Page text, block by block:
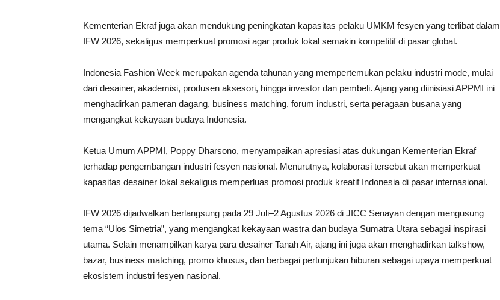
Kementerian Ekraf juga akan mendukung peningkatan kapasitas pelaku UMKM fesyen yang terlibat dalam
IFW 2026, sekaligus memperkuat promosi agar produk lokal semakin kompetitif di pasar global.
Indonesia Fashion Week merupakan agenda tahunan yang mempertemukan pelaku industri mode, mulai
dari desainer, akademisi, produsen aksesori, hingga investor dan pembeli. Ajang yang diinisiasi APPMI ini
menghadirkan pameran dagang, business matching, forum industri, serta peragaan busana yang
mengangkat kekayaan budaya Indonesia.
Ketua Umum APPMI, Poppy Dharsono, menyampaikan apresiasi atas dukungan Kementerian Ekraf
terhadap pengembangan industri fesyen nasional. Menurutnya, kolaborasi tersebut akan memperkuat
kapasitas desainer lokal sekaligus memperluas promosi produk kreatif Indonesia di pasar internasional.
IFW 2026 dijadwalkan berlangsung pada 29 Juli–2 Agustus 2026 di JICC Senayan dengan mengusung
tema “Ulos Simetria”, yang mengangkat kekayaan wastra dan budaya Sumatra Utara sebagai inspirasi
utama. Selain menampilkan karya para desainer Tanah Air, ajang ini juga akan menghadirkan talkshow,
bazar, business matching, promo khusus, dan berbagai pertunjukan hiburan sebagai upaya memperkuat
ekosistem industri fesyen nasional.